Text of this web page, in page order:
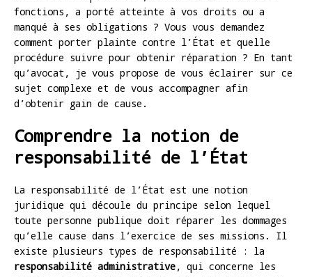
fonctions, a porté atteinte à vos droits ou a
manqué à ses obligations ? Vous vous demandez
comment porter plainte contre l’État et quelle
procédure suivre pour obtenir réparation ? En tant
qu’avocat, je vous propose de vous éclairer sur ce
sujet complexe et de vous accompagner afin
d’obtenir gain de cause.
Comprendre la notion de
responsabilité de l’État
La responsabilité de l’État est une notion
juridique qui découle du principe selon lequel
toute personne publique doit réparer les dommages
qu’elle cause dans l’exercice de ses missions. Il
existe plusieurs types de responsabilité : la
responsabilité administrative, qui concerne les